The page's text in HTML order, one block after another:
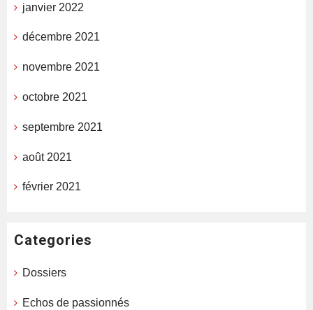
janvier 2022
décembre 2021
novembre 2021
octobre 2021
septembre 2021
août 2021
février 2021
Categories
Dossiers
Echos de passionnés